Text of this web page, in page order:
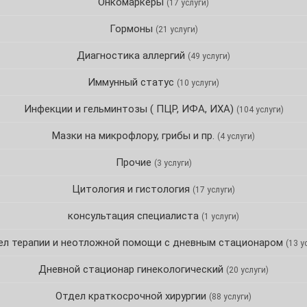
(17 услуги)
Гормоны (21 услуги)
Диагностика аллергий (49 услуги)
Иммунный статус (10 услуги)
Инфекции и гельминтозы ( ПЦР, ИФА, ИХА) (104 услуги)
Мазки на микрофлору, грибы и пр. (4 услуги)
Прочие (3 услуги)
Цитология и гистология (17 услуги)
консультация специалиста (1 услуги)
терапии и неотложной помощи с дневным стационаром (13
Дневной стационар гинекологический (20 услуги)
Отдел краткосрочной хирургии (88 услуги)